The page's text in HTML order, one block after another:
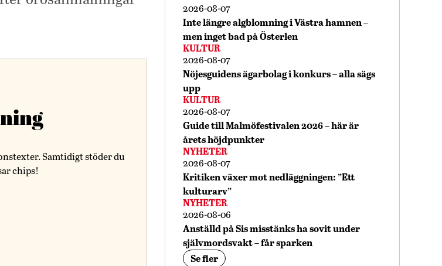
Samtidigt stöder du
chips!
2026-08-07
Inte längre algblomning i Västra hamnen –
men inget bad på Österlen
KULTUR
2026-08-07
Nöjesguidens ägarbolag i konkurs – alla sägs
upp
KULTUR
2026-08-07
Guide till Malmöfestivalen 2026 – här är
årets höjdpunkter
NYHETER
2026-08-07
Kritiken växer mot nedläggningen: ”Ett
kulturarv”
NYHETER
2026-08-06
Anställd på Sis misstänks ha sovit under
självmordsvakt – får sparken
Se fler